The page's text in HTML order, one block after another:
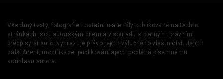
Všechny texty, fotografie i ostatní materiály publikované na těchto
stránkách jsou autorským dílem a v souladu s platnými právními
předpisy si autor vyhrazuje právo jejich výlučného vlastnictví. Jejich
další šíření, modifikace, publikování apod. podléhá písemnému
souhlasu autora.